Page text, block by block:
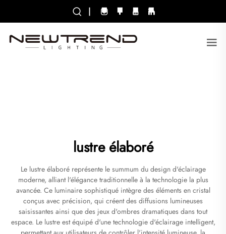
|
lustre élaboré
Le lustre élaboré représente le summum du design d'éclairage
moderne, alliant l'élégance traditionnelle à la technologie la plus
avancée. Ce luminaire sophistiqué intègre des éléments en cristal
conçus avec précision, qui créent des diffusions lumineuses
saisissantes ainsi que des jeux d'ombres dramatiques dans tout
espace. Le lustre est équipé d'une technologie d'éclairage intelligent,